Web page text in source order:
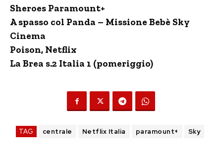
Sheroes Paramount+
A spasso col Panda – Missione Bebè Sky
Cinema
Poison, Netflix
La Brea s.2 Italia 1 (pomeriggio)
TAG centrale Netflix Italia paramount+ Sky